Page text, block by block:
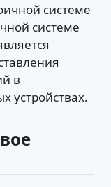
системе
системе
в
устройствах.